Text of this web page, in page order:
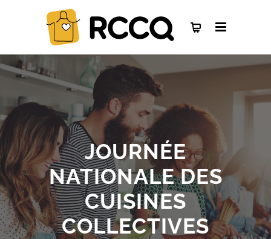
JOURNÉE
NATIONALE DES
CUISINES
COLLECTIVES